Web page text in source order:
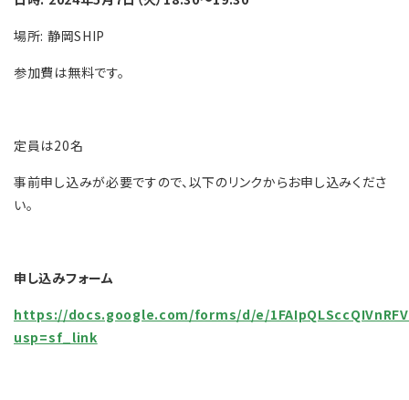
場所: 静岡SHIP
参加費は無料です。
定員は20名
事前申し込みが必要ですので、以下のリンクからお申し込みくださ
い。
申し込みフォーム
https://docs.google.com/forms/d/e/
usp=sf_link